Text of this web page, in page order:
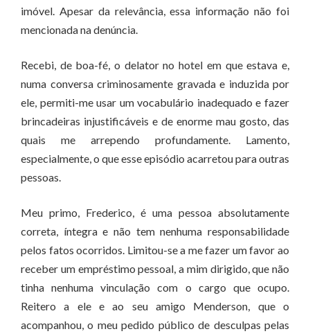
imóvel. Apesar da relevância, essa informação não foi
mencionada na denúncia.
Recebi, de boa-fé, o delator no hotel em que estava e,
numa conversa criminosamente gravada e induzida por
ele, permiti-me usar um vocabulário inadequado e fazer
brincadeiras injustificáveis e de enorme mau gosto, das
quais me arrependo profundamente. Lamento,
especialmente, o que esse episódio acarretou para outras
pessoas.
Meu primo, Frederico, é uma pessoa absolutamente
correta, íntegra e não tem nenhuma responsabilidade
pelos fatos ocorridos. Limitou-se a me fazer um favor ao
receber um empréstimo pessoal, a mim dirigido, que não
tinha nenhuma vinculação com o cargo que ocupo.
Reitero a ele e ao seu amigo Menderson, que o
acompanhou, o meu pedido público de desculpas pelas